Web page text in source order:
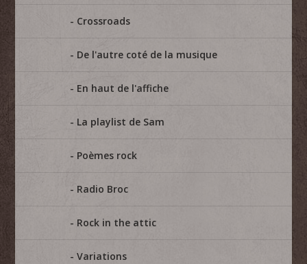
Crossroads
De l'autre coté de la musique
En haut de l'affiche
La playlist de Sam
Poèmes rock
Radio Broc
Rock in the attic
Variations